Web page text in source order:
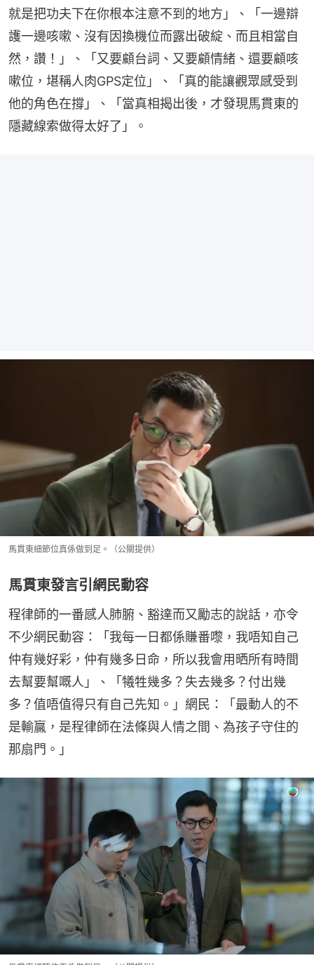
就是把功夫下在你根本注意不到的地方」、「一邊辯
護一邊咳嗽、沒有因換機位而露出破綻、而且相當自
然，讚！」、「又要顧台詞、又要顧情緒、還要顧咳
嗽位，堪稱人肉GPS定位」、「真的能讓觀眾感受到
他的角色在撐」、「當真相揭出後，才發現馬貫東的
隱藏線索做得太好了」。
馬貫東細節位真係做到足。（公關提供）
馬貫東發言引網民動容
程律師的一番感人肺腑、豁達而又勵志的說話，亦令
不少網民動容：「我每一日都係賺番嚟，我唔知自己
仲有幾好彩，仲有幾多日命，所以我會用晒所有時間
去幫要幫嘅人」、「犧牲幾多？失去幾多？付出幾
多？值唔值得只有自己先知。」網民：「最動人的不
是輸贏，是程律師在法條與人情之間、為孩子守住的
那扇門。」